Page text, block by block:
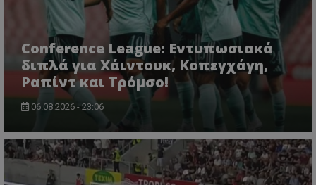
Conference League: Εντυπωσιακά
διπλά για Χάιντουκ, Κοπεγχάγη,
Ραπίντ και Τρόμσο!
06.08.2026 - 23:06